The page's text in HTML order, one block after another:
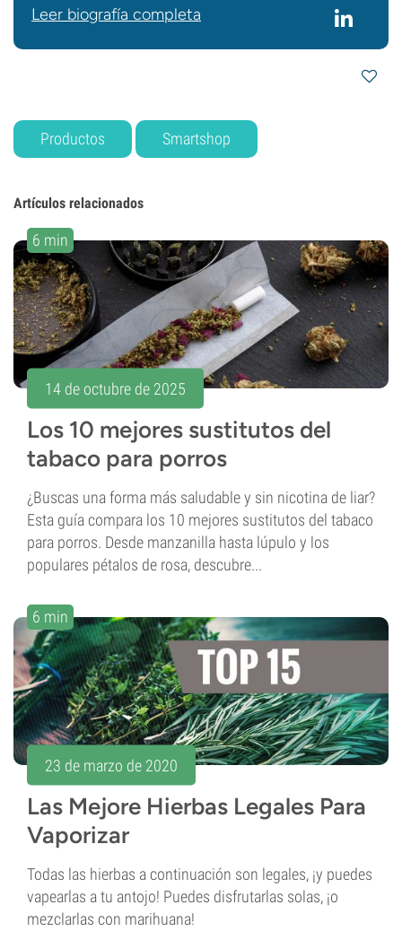
Leer biografía completa
Productos Smartshop
Artículos relacionados
6 min
14 de octubre de 2025
Los 10 mejores sustitutos del
tabaco para porros
¿Buscas una forma más saludable y sin nicotina de liar?
Esta guía compara los 10 mejores sustitutos del tabaco
para porros. Desde manzanilla hasta lúpulo y los
populares pétalos de rosa, descubre...
6 min
23 de marzo de 2020
Las Mejore Hierbas Legales Para
Vaporizar
Todas las hierbas a continuación son legales, ¡y puedes
vapearlas a tu antojo! Puedes disfrutarlas solas, ¡o
mezclarlas con marihuana!